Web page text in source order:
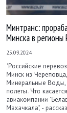
Минтранс:
Минска в регионы
25.09.2024
"Российские
Минск из
Минеральные Воды,
полеты. Что
авиакомпании
Махачкала", -